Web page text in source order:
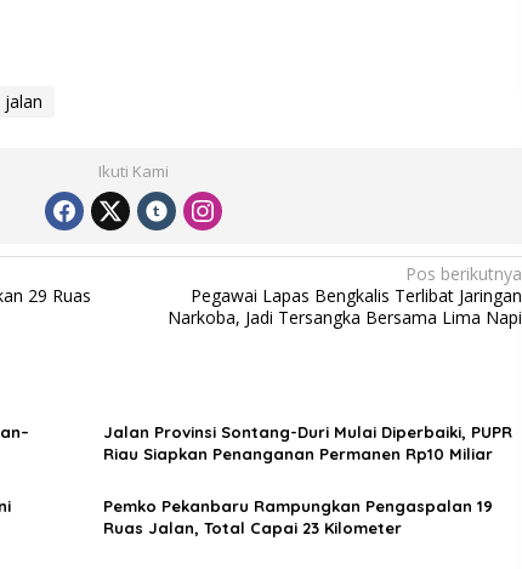
jalan
Ikuti Kami
29 Ruas
Pos berikutnya
Pegawai Lapas Bengkalis Terlibat Jaringan
Narkoba, Jadi Tersangka Bersama Lima Napi
Jalan Provinsi Sontang-Duri Mulai Diperbaiki, PUPR
Riau Siapkan Penanganan Permanen Rp10 Miliar
Pemko Pekanbaru Rampungkan Pengaspalan 19
Ruas Jalan, Total Capai 23 Kilometer